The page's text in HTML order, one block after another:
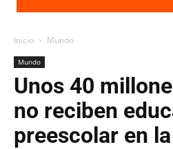
Inicio Mundo
Mundo
Unos 40
no reciben
preescolar en